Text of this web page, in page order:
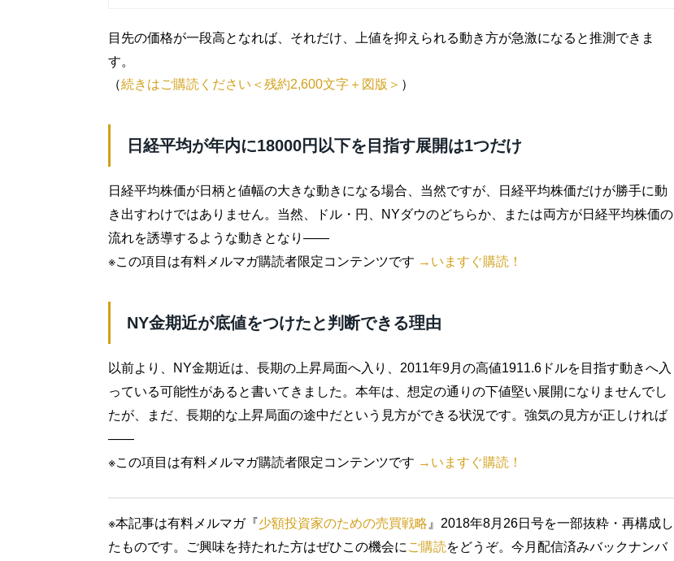
目先の価格が一段高となれば、それだけ、上値を抑えられる動き方が急激になると推測できま
す。
（続きはご購読ください＜残約2,600文字＋図版＞ ）
日経平均が年内に18000円以下を目指す展開は1つだけ
日経平均株価が日柄と値幅の大きな動きになる場合、当然ですが、日経平均株価だけが勝手に動
き出すわけではありません。当然、ドル・円、NYダウのどちらか、または両方が日経平均株価の
流れを誘導するような動きとなり――
※この項目は有料メルマガ購読者限定コンテンツです →いますぐ購読！
NY金期近が底値をつけたと判断できる理由
以前より、NY金期近は、長期の上昇局面へ入り、2011年9月の高値1911.6ドルを目指す動きへ入
っている可能性があると書いてきました。本年は、想定の通りの下値堅い展開になりませんでし
たが、まだ、長期的な上昇局面の途中だという見方ができる状況です。強気の見方が正しければ
――
※この項目は有料メルマガ購読者限定コンテンツです →いますぐ購読！
※本記事は有料メルマガ『 少額投資家のための売買戦略』2018年8月26日号を一部抜粋・再構成し
たものです。ご興味を持たれた方はぜひこの機会にご購読をどうぞ。今月配信済みバックナンバ